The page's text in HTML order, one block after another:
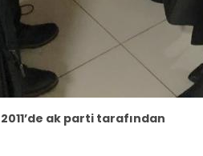
ak parti tarafından